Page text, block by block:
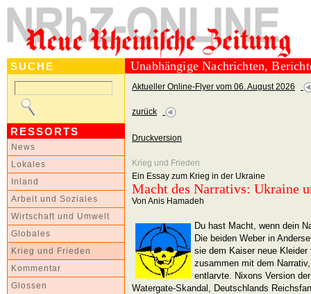
SUCHE
RESSORTS
News
Lokales
Inland
Arbeit und Soziales
Wirtschaft und Umwelt
Globales
Krieg und Frieden
Kommentar
Glossen
Unabhängige Nachrichten,
Aktueller Online-Flyer vom 06. August 2026
zurück
Druckversion
Krieg und Frieden
Ein Essay zum Krieg in der Ukraine
Macht des Narrativs: Ukraine
Von Anis Hamadeh
Du hast Macht, wenn dein
Die beiden Weber in
sie dem Kaiser neue
zusammen mit dem
entlarvte. Nixons Version
Watergate-Skandal, Deutschlands